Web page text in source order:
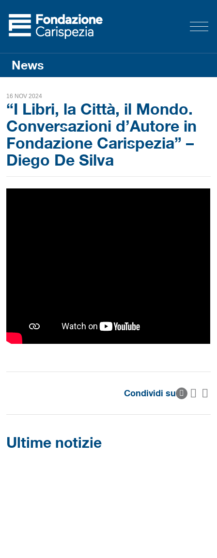
News
16 NOV 2024
“I Libri, la Città, il Mondo.
Conversazioni d’Autore in
Fondazione Carispezia” –
Diego De Silva
Condividi su
Ultime notizie